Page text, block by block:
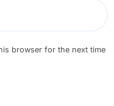
browser for the next time